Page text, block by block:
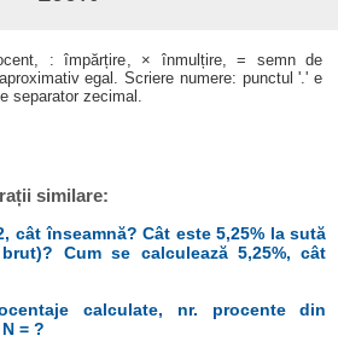
: împărțire, × înmulțire, = semn de
egal. Scriere numere: punctul '.' e
separator zecimal.
similare:
cât înseamnă? Cât este 5,25% la sută
Cum se calculează 5,25%, cât
calculate, nr. procente din
= ?